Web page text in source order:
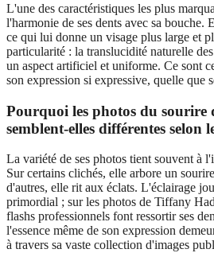
L'une des caractéristiques les plus
l'harmonie de ses dents avec sa bouche.
ce qui lui donne un visage plus large et
particularité : la translucidité naturelle
un aspect artificiel et uniforme. Ce sont
son expression si expressive, quelle que
Pourquoi les photos du
semblent-elles différentes selon
La variété de ses photos tient souvent à
Sur certains clichés, elle arbore un
d'autres, elle rit aux éclats. L'éclairage
primordial ; sur les photos de Tiffany
flashs professionnels font ressortir ses
l'essence même de son expression
à travers sa vaste collection d'images